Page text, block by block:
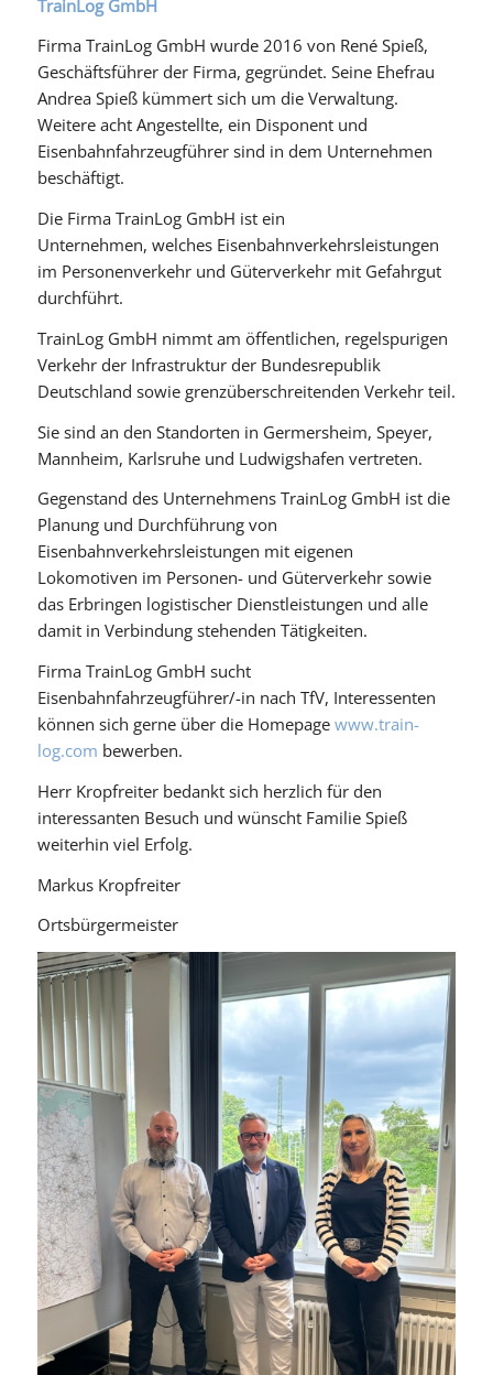
TrainLog GmbH
Firma TrainLog GmbH wurde 2016 von René Spieß,
Geschäftsführer der Firma, gegründet. Seine Ehefrau
Andrea Spieß kümmert sich um die Verwaltung.
Weitere acht Angestellte, ein Disponent und
Eisenbahnfahrzeugführer sind in dem Unternehmen
beschäftigt.
Die Firma TrainLog GmbH ist ein
Unternehmen, welches Eisenbahnverkehrsleistungen
im Personenverkehr und Güterverkehr mit Gefahrgut
durchführt.
TrainLog GmbH nimmt am öffentlichen, regelspurigen
Verkehr der Infrastruktur der Bundesrepublik
Deutschland sowie grenzüberschreitenden Verkehr teil.
Sie sind an den Standorten in Germersheim, Speyer,
Mannheim, Karlsruhe und Ludwigshafen vertreten.
Gegenstand des Unternehmens TrainLog GmbH ist die
Planung und Durchführung von
Eisenbahnverkehrsleistungen mit eigenen
Lokomotiven im Personen- und Güterverkehr sowie
das Erbringen logistischer Dienstleistungen und alle
damit in Verbindung stehenden Tätigkeiten.
Firma TrainLog GmbH sucht
Eisenbahnfahrzeugführer/-in nach TfV, Interessenten
können sich gerne über die Homepage www.train-
log.com bewerben.
Herr Kropfreiter bedankt sich herzlich für den
interessanten Besuch und wünscht Familie Spieß
weiterhin viel Erfolg.
Markus Kropfreiter
Ortsbürgermeister